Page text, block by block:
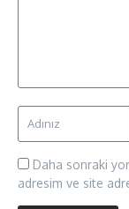
Daha sonraki
adresim ve site